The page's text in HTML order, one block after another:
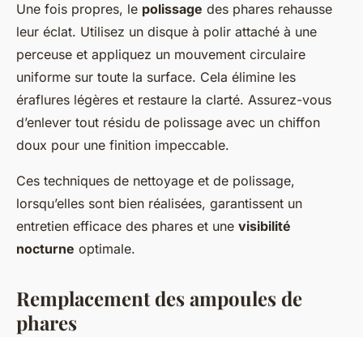
Une fois propres, le polissage des phares rehausse
leur éclat. Utilisez un disque à polir attaché à une
perceuse et appliquez un mouvement circulaire
uniforme sur toute la surface. Cela élimine les
éraflures légères et restaure la clarté. Assurez-vous
d’enlever tout résidu de polissage avec un chiffon
doux pour une finition impeccable.
Ces techniques de nettoyage et de polissage,
lorsqu’elles sont bien réalisées, garantissent un
entretien efficace des phares et une visibilité
nocturne optimale.
Remplacement des ampoules de
phares